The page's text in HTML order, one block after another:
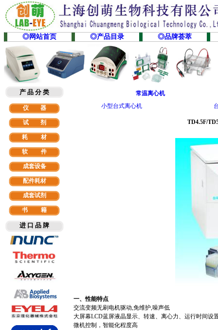
◎网站首页 ◎产品目录 ◎品牌荟萃
产 品 分 类
仪 器
试 剂
耗 材
软 件
成套设备
配件耗材
成套试剂
书 籍
进 口 品 牌
常温离心机
小型台式离心机
TD4.5F/
一、性能特点
交流变频无刷电机驱动,免维护,噪声低
大屏幕LCD蓝屏液晶显示、转速、离心力、运行时间设
微机控制，智能化程度高